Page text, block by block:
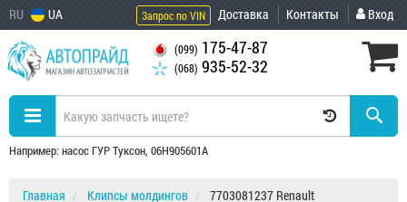
RU UA Запрос по VIN Доставка Контакты Вход
(099) 175-47-87
(068) 935-52-32
Например: насос ГУР Туксон, 06H905601A
Главная Клипсы молдингов 7703081237 Renault